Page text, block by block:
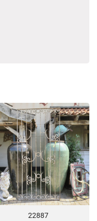
22887